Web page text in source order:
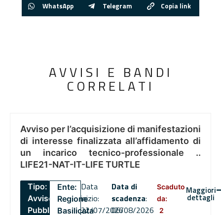
WhatsApp Telegram Copia link
AVVISI E BANDI
CORRELATI
Avviso per l’acquisizione di manifestazioni
di interesse finalizzata all’affidamento di
un incarico tecnico-professionale ..
LIFE21-NAT-IT-LIFE TURTLE
Tipo:
Avviso
Pubblico
Ente:
Regione
Basilicata
Data
inizio:
22/07/2026
Data di
scadenza:
06/08/2026
Scaduto
da:
2
Maggiori
dettagli